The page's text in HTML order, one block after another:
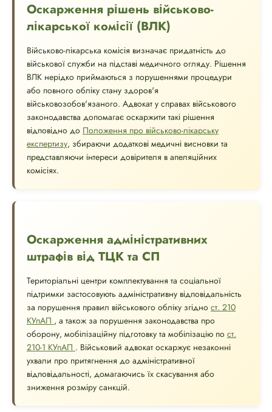
Оскарження рішень військово-
лікарської комісії (ВЛК)
Військово-лікарська комісія визначає придатність до
військової служби на підставі медичного огляду. Рішення
ВЛК нерідко приймаються з порушеннями процедури
або повного обліку стану здоров'я
військовозобов'язаного. Адвокат у справах військового
законодавства допомагає оскаржити такі рішення
відповідно до Положення про військово-лікарську
експертизу, збираючи додаткові медичні висновки та
представляючи інтереси довірителя в апеляційних
комісіях.
Оскарження адміністративних
штрафів від ТЦК та СП
Територіальні центри комплектування та соціальної
підтримки застосовують адміністративну відповідальність
за порушення правил військового обліку згідно ст. 210
КУпАП , а також за порушення законодавства про
оборону, мобілізаційну підготовку та мобілізацію по ст.
210-1 КУпАП . Військовий адвокат оскаржує незаконні
ухвали про притягнення до адміністративної
відповідальності, домагаючись їх скасування або
зниження розміру санкцій.